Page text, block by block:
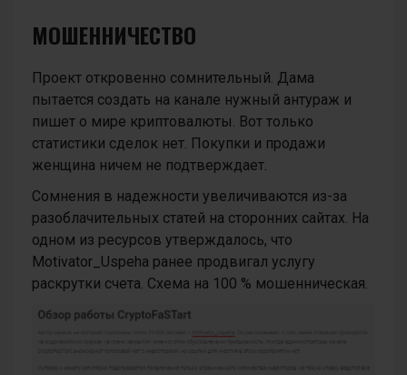
МОШЕННИЧЕСТВО
Проект откровенно сомнительный. Дама
пытается создать на канале нужный антураж и
пишет о мире криптовалюты. Вот только
статистики сделок нет. Покупки и продажи
женщина ничем не подтверждает.
Сомнения в надежности увеличиваются из-за
разоблачительных статей на сторонних сайтах. На
одном из ресурсов утверждалось, что
Motivator_Uspeha ранее продвигал услугу
раскрутки счета. Схема на 100 % мошенническая.